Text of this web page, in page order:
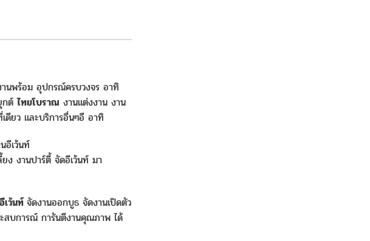
านพร้อม อุปกรณ์ครบวงจร อาทิ
กต์ไทยโบราณ งานแต่งงาน งาน
ดียว และบริการอื่นๆอี อาทิ
อีเว้นท์
ง งานปาร์ตี้ จัดอีเว้นท์ มา
เว้นท์จัดงานออกบูธ จัดงานเปิดตัว
สบการณ์ การันตีงานคุณภาพ ได้